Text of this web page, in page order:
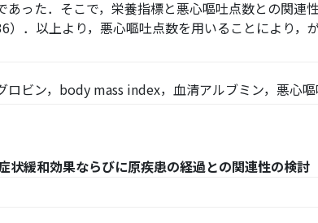
った．そこで，栄養指標と悪心嘔吐点数との関連
）．以上より，悪心嘔吐点数を用いることにより，
ロビン，body mass index，血清アルブミン，悪心
状緩和効果ならびに原疾患の経過との関連性の検討